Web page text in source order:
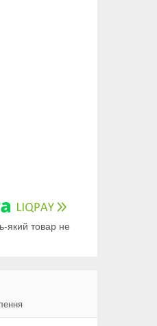
який товар не